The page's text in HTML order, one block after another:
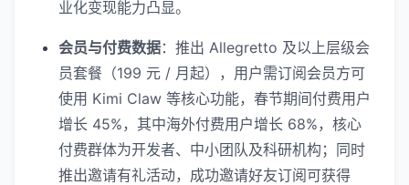
业化变现能力凸显。
会员与付费数据：推出 Allegretto 及以上层级会
员套餐（199 元 / 月起），用户需订阅会员方可
使用 Kimi Claw 等核心功能，春节期间付费用户
增长 45%，其中海外付费用户增长 68%，核心
付费群体为开发者、中小团队及科研机构；同时
推出邀请有礼活动，成功邀请好友订阅可获得